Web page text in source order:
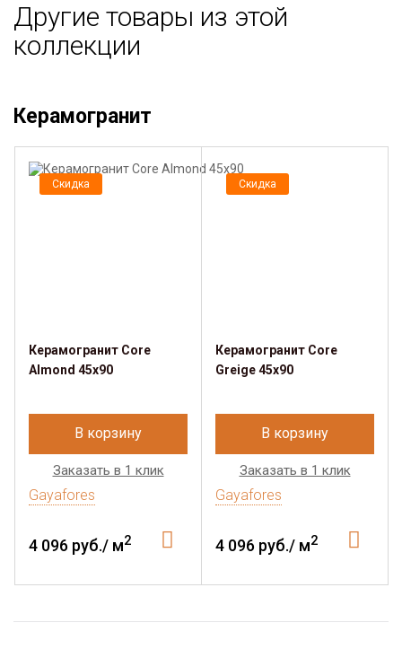
Другие товары из этой
коллекции
Керамогранит
Скидка
Керамогранит Core
Almond 45х90
В корзину
Заказать в 1 клик
Gayafores
4 096 руб./ м2
Скидка
Керамогранит Core
Greige 45х90
В корзину
Заказать в 1 клик
Gayafores
4 096 руб./ м2